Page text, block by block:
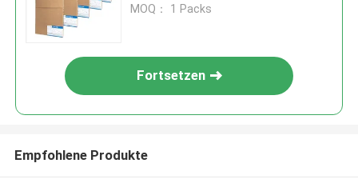
von 1-3 Minuten
MOQ： 1 Packs
Fortsetzen
Empfohlene Produkte